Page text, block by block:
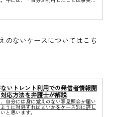
のないケースについてはこち
いトレント利用での発信者情報開
応方法を弁護士が解説
自分には身に覚えのない意見照会が届い
うに対処すればよいかをケース別に詳し
と思います。